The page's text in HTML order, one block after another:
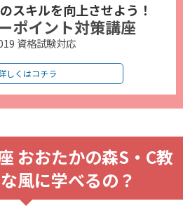
スキルを向上させよう！
ポイント対策講座
資格試験対応
しくはコチラ
おおたかの森S・C教
風に学べるの？